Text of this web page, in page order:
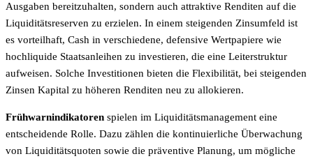
Ausgaben bereitzuhalten, sondern auch attraktive Renditen auf die
Liquiditätsreserven zu erzielen. In einem steigenden Zinsumfeld ist
es vorteilhaft, Cash in verschiedene, defensive Wertpapiere wie
hochliquide Staatsanleihen zu investieren, die eine Leiterstruktur
aufweisen. Solche Investitionen bieten die Flexibilität, bei steigenden
Zinsen Kapital zu höheren Renditen neu zu allokieren.
Frühwarnindikatoren spielen im Liquiditätsmanagement eine
entscheidende Rolle. Dazu zählen die kontinuierliche Überwachung
von Liquiditätsquoten sowie die präventive Planung, um mögliche